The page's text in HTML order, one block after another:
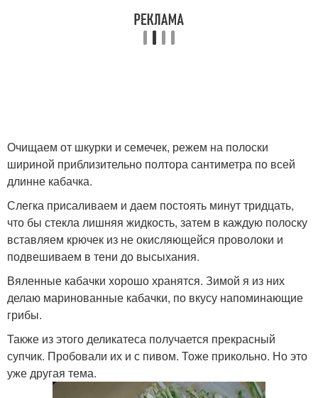
Очищаем от шкурки и семечек, режем на полоски
шириной приблизительно полтора сантиметра по всей
длинне кабачка.
Слегка присаливаем и даем постоять минут тридцать,
что бы стекла лишняя жидкость, затем в каждую полоску
вставляем крючек из не окисляющейся проволоки и
подвешиваем в тени до высыхания.
Вяленные кабачки хорошо хранятся. Зимой я из них
делаю маринованные кабачки, по вкусу напоминающие
грибы.
Также из этого деликатеса получается прекрасный
супчик. Пробовали их и с пивом. Тоже прикольно. Но это
уже другая тема.